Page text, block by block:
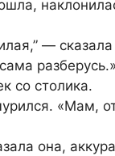
—
со столика.
«Мам,
она,